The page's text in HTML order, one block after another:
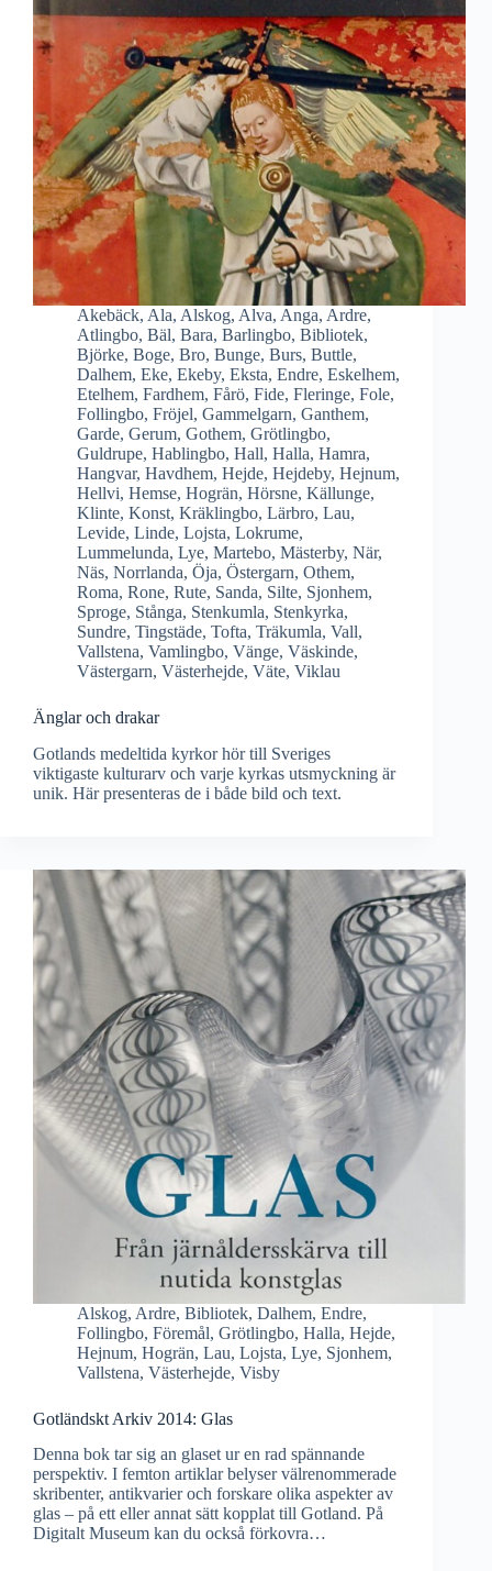
Akebäck, Ala, Alskog, Alva, Anga, Ardre,
Atlingbo, Bäl, Bara, Barlingbo, Bibliotek,
Björke, Boge, Bro, Bunge, Burs, Buttle,
Dalhem, Eke, Ekeby, Eksta, Endre, Eskelhem,
Etelhem, Fardhem, Fårö, Fide, Fleringe, Fole,
Follingbo, Fröjel, Gammelgarn, Ganthem,
Garde, Gerum, Gothem, Grötlingbo,
Guldrupe, Hablingbo, Hall, Halla, Hamra,
Hangvar, Havdhem, Hejde, Hejdeby, Hejnum,
Hellvi, Hemse, Hogrän, Hörsne, Källunge,
Klinte, Konst, Kräklingbo, Lärbro, Lau,
Levide, Linde, Lojsta, Lokrume,
Lummelunda, Lye, Martebo, Mästerby, När,
Näs, Norrlanda, Öja, Östergarn, Othem,
Roma, Rone, Rute, Sanda, Silte, Sjonhem,
Sproge, Stånga, Stenkumla, Stenkyrka,
Sundre, Tingstäde, Tofta, Träkumla, Vall,
Vallstena, Vamlingbo, Vänge, Väskinde,
Västergarn, Västerhejde, Väte, Viklau
Änglar och drakar
Gotlands medeltida kyrkor hör till Sveriges
viktigaste kulturarv och varje kyrkas utsmyckning är
unik. Här presenteras de i både bild och text.
Alskog, Ardre, Bibliotek, Dalhem, Endre,
Follingbo, Föremål, Grötlingbo, Halla, Hejde,
Hejnum, Hogrän, Lau, Lojsta, Lye, Sjonhem,
Vallstena, Västerhejde, Visby
Gotländskt Arkiv 2014: Glas
Denna bok tar sig an glaset ur en rad spännande
perspektiv. I femton artiklar belyser välrenommerade
skribenter, antikvarier och forskare olika aspekter av
glas – på ett eller annat sätt kopplat till Gotland. På
Digitalt Museum kan du också förkovra…